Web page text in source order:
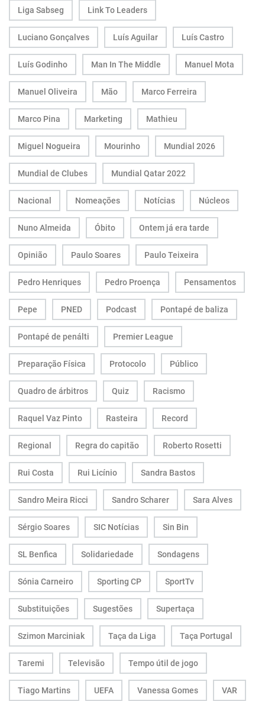
Liga Sabseg Link To Leaders
Luciano Gonçalves Luís Aguilar Luís Castro
Luís Godinho Man In The Middle Manuel Mota
Manuel Oliveira Mão Marco Ferreira
Marco Pina Marketing Mathieu
Miguel Nogueira Mourinho Mundial 2026
Mundial de Clubes Mundial Qatar 2022
Nacional Nomeações Notícias Núcleos
Nuno Almeida Óbito Ontem já era tarde
Opinião Paulo Soares Paulo Teixeira
Pedro Henriques Pedro Proença Pensamentos
Pepe PNED Podcast Pontapé de baliza
Pontapé de penálti Premier League
Preparação Física Protocolo Público
Quadro de árbitros Quiz Racismo
Raquel Vaz Pinto Rasteira Record
Regional Regra do capitão Roberto Rosetti
Rui Costa Rui Licínio Sandra Bastos
Sandro Meira Ricci Sandro Scharer Sara Alves
Sérgio Soares SIC Notícias Sin Bin
SL Benfica Solidariedade Sondagens
Sónia Carneiro Sporting CP SportTv
Substituições Sugestões Supertaça
Szimon Marciniak Taça da Liga Taça Portugal
Taremi Televisão Tempo útil de jogo
Tiago Martins UEFA Vanessa Gomes VAR